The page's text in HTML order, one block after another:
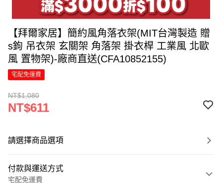
【拜爾家居】簡約風角落衣架(MIT台灣製造 贈
s鉤 吊衣架 玄關架 角落架 掛衣桿 工業風 北歐
風 置物架)-廠商直送(CFA10852155)
宅配免運費
NT$1,080
NT$611
請選擇商品選項
付款與運送方式
宅配免運費